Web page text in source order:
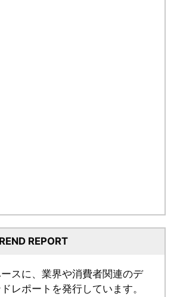
REPORT
スに、業界や消費者関連のデ
レポートを発行しています。